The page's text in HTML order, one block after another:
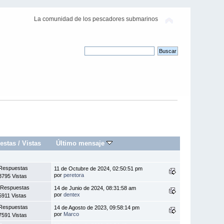
La comunidad de los pescadores submarinos
/Vistas Último mensaje
Vistas
11 de Octubre de 2024, 02:50:51 pm
porperetora
Respuestas
Vistas
14 de Junio de 2024, 08:31:58 am
pordentex
Vistas
14 de Agosto de 2023, 09:58:14 pm
por Marco